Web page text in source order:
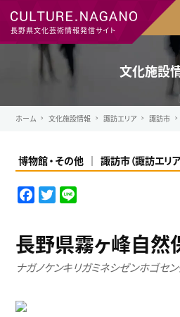
長野県文化芸術情報発信サイト
文化施設
ホーム 文化施設情報 諏訪エリア 諏訪市
博物館 その他 諏訪市（諏訪エリ
F
e
b
T
t
t
e
長野県霧ヶ峰自然
ナガノケンキリガミネシゼンホゴセ